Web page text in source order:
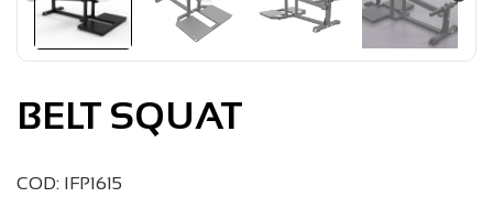
BELT SQUAT
COD: IFP1615